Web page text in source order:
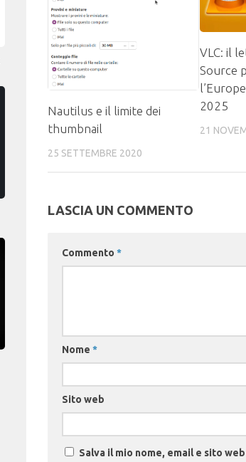
Nautilus e il limite dei
thumbnail
25 SETTEMBRE 2020
VLC: il
Source
2025
21
LASCIA UN COMMENTO
Commento *
Nome *
Sito web
Salva il mio nome, email e sito